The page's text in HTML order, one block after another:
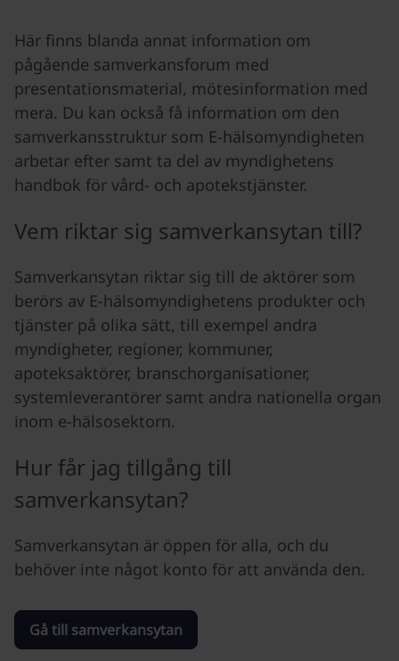
Här finns blanda annat information om
pågående samverkansforum med
presentationsmaterial, mötesinformation med
mera. Du kan också få information om den
samverkansstruktur som E-hälsomyndigheten
arbetar efter samt ta del av myndighetens
handbok för vård- och apotekstjänster.
Vem riktar sig samverkansytan till?
Samverkansytan riktar sig till de aktörer som
berörs av E-hälsomyndighetens produkter och
tjänster på olika sätt, till exempel andra
myndigheter, regioner, kommuner,
apoteksaktörer, branschorganisationer,
systemleverantörer samt andra nationella organ
inom e-hälsosektorn.
Hur får jag tillgång till
samverkansytan?
Samverkansytan är öppen för alla, och du
behöver inte något konto för att använda den.
Gå till samverkansytan